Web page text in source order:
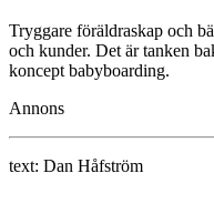
Tryggare föräldraskap och
och kunder. Det är tanken
koncept babyboarding.
Annons
text: Dan Håfström